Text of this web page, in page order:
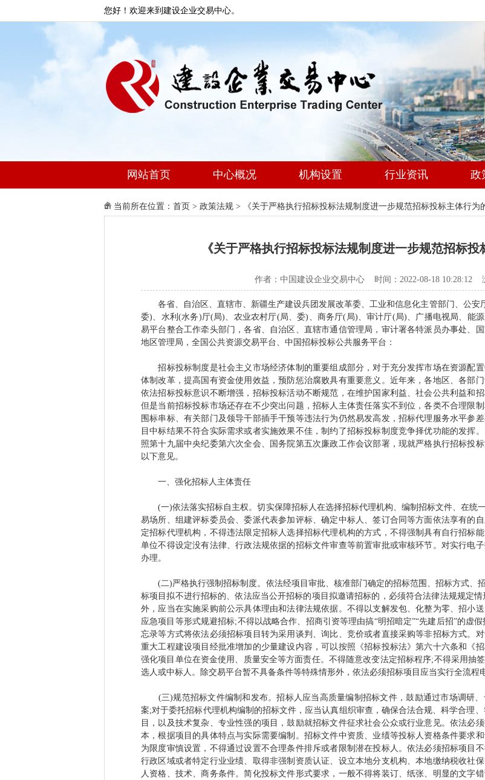
您好！欢迎来到建设企业交易中心。
网站首页 中心概况 机构设置 行业资讯 政
当前所在位置： 首页 > 政策法规 > 《关于严格执行招标投标法规制度进一步规范招标投标主体行为
《关于严格执行招标投标法规制度进一步规范招标投
作者：中国建设企业交易中心 时间：2022-08-18 10:28:12
各省、自治区、直辖市、新疆生产建设兵团发展改革委、工业和信息化主管部门、公安
委)、水利(水务)厅(局)、农业农村厅(局、委)、商务厅(局)、审计厅(局)、广播电视局、能
易平台整合工作牵头部门，各省、自治区、直辖市通信管理局，审计署各特派员办事处、
地区管理局，全国公共资源交易平台、中国招标投标公共服务平台：
招标投标制度是社会主义市场经济体制的重要组成部分，对于充分发挥市场在资源配
体制改革，提高国有资金使用效益，预防惩治腐败具有重要意义。近年来，各地区、各部
依法招标投标意识不断增强，招标投标活动不断规范，在维护国家利益、社会公共利益和
但是当前招标投标市场还存在不少突出问题，招标人主体责任落实不到位，各类不合理限
围标串标、有关部门及领导干部插手干预等违法行为仍然易发高发，招标代理服务水平参
目中标结果不符合实际需求或者实施效果不佳，制约了招标投标制度竞争择优功能的发挥
照第十九届中央纪委第六次全会、国务院第五次廉政工作会议部署，现就严格执行招标投
以下意见。
一、强化招标人主体责任
(一)依法落实招标自主权。切实保障招标人在选择招标代理机构、编制招标文件、在统
易场所、组建评标委员会、委派代表参加评标、确定中标人、签订合同等方面依法享有的
定招标代理机构，不得违法限定招标人选择招标代理机构的方式，不得强制具有自行招标
单位不得设定没有法律、行政法规依据的招标文件审查等前置审批或审核环节。对实行电
办理。
(二)严格执行强制招标制度。依法经项目审批、核准部门确定的招标范围、招标方式、
标项目拟不进行招标的、依法应当公开招标的项目拟邀请招标的，必须符合法律法规规定
外，应当在实施采购前公示具体理由和法律法规依据。不得以支解发包、化整为零、招小
应急项目等形式规避招标;不得以战略合作、招商引资等理由搞“明招暗定”“先建后招”的虚
忘录等方式将依法必须招标项目转为采用谈判、询比、竞价或者直接采购等非招标方式。
重大工程建设项目经批准增加的少量建设内容，可以按照《招标投标法》第六十六条和《
强化项目单位在资金使用、质量安全等方面责任。不得随意改变法定招标程序;不得采用抽
选人或中标人。除交易平台暂不具备条件等特殊情形外，依法必须招标项目应当实行全流程
(三)规范招标文件编制和发布。招标人应当高质量编制招标文件，鼓励通过市场调研、
案;对于委托招标代理机构编制的招标文件，应当认真组织审查，确保合法合规、科学合理
目，以及技术复杂、专业性强的项目，鼓励就招标文件征求社会公众或行业意见。依法必
本，根据项目的具体特点与实际需要编制。招标文件中资质、业绩等投标人资格条件要求
为限度审慎设置，不得通过设置不合理条件排斥或者限制潜在投标人。依法必须招标项目
行政区域或者特定行业业绩、取得非强制资质认证、设立本地分支机构、本地缴纳税收社
人资格、技术、商务条件。简化投标文件形式要求，一般不得将装订、纸张、明显的文字